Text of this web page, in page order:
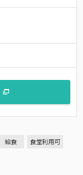
給食
食堂利用可